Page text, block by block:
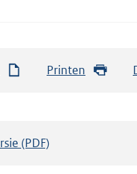
Printen
(PDF)